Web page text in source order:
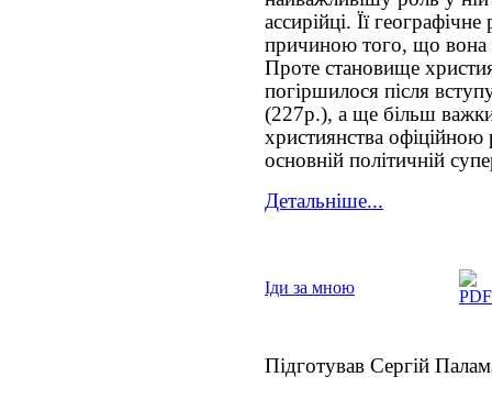
ассирійці. Її
причиною того, що вона
Проте становище
погіршилося після
(227р.), а ще більш
християнства офіційною
основній політичній
Детальніше...
Іди за мною
Підготував Сергій